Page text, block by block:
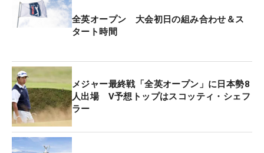
全英オープン 大会初日の組み合わせ＆ス
タート時間
メジャー最終戦「全英オープン」に日本勢8
人出場 V予想トップはスコッティ・シェフ
ラー